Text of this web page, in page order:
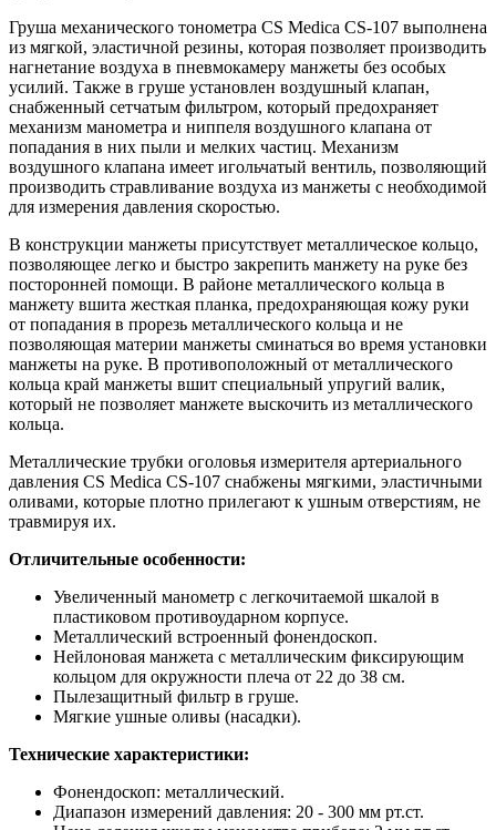
Груша механического тонометра CS Medica CS-107 выполнена
из мягкой, эластичной резины, которая позволяет производить
нагнетание воздуха в пневмокамеру манжеты без особых
усилий. Также в груше установлен воздушный клапан,
снабженный сетчатым фильтром, который предохраняет
механизм манометра и ниппеля воздушного клапана от
попадания в них пыли и мелких частиц. Механизм
воздушного клапана имеет игольчатый вентиль, позволяющий
производить стравливание воздуха из манжеты с необходимой
для измерения давления скоростью.
В конструкции манжеты присутствует металлическое кольцо,
позволяющее легко и быстро закрепить манжету на руке без
посторонней помощи. В районе металлического кольца в
манжету вшита жесткая планка, предохраняющая кожу руки
от попадания в прорезь металлического кольца и не
позволяющая материи манжеты сминаться во время установки
манжеты на руке. В противоположный от металлического
кольца край манжеты вшит специальный упругий валик,
который не позволяет манжете выскочить из металлического
кольца.
Металлические трубки оголовья измерителя артериального
давления CS Medica CS-107 снабжены мягкими, эластичными
оливами, которые плотно прилегают к ушным отверстиям, не
травмируя их.
Отличительные особенности:
Увеличенный манометр с легкочитаемой шкалой в
пластиковом противоударном корпусе.
Металлический встроенный фонендоскоп.
Нейлоновая манжета с металлическим фиксирующим
кольцом для окружности плеча от 22 до 38 см.
Пылезащитный фильтр в груше.
Мягкие ушные оливы (насадки).
Технические характеристики:
Фонендоскоп: металлический.
Диапазон измерений давления: 20 - 300 мм рт.ст.